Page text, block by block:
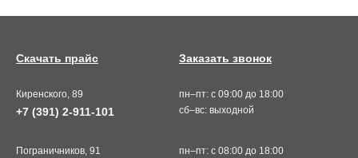
Киренского, 89
+7 (391) 2-911-101
пн–пт: с 09:00 до 18:00
сб–вс: выходной
Пограничников, 91 пн–пт: с 08:00 до 18:00
Заказать звонок
Скачать прайс